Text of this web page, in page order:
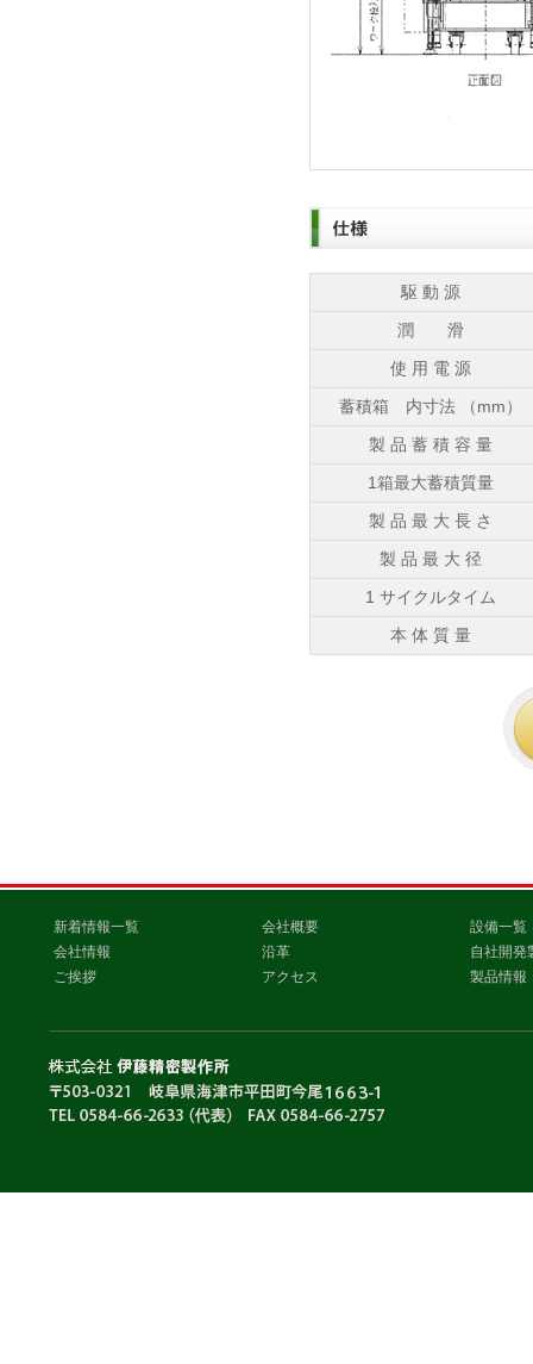
駆 動 源
潤 滑
使 用 電 源
蓄積箱 内寸法 （mm）
製 品 蓄 積 容 量
1箱最大蓄積質量
製 品 最 大 長 さ
製 品 最 大 径
1 サイクルタイム
本 体 質 量
新着情報一覧
会社情報
ご挨拶
会社概要
沿革
アクセス
設備一覧
自社開発
製品情報